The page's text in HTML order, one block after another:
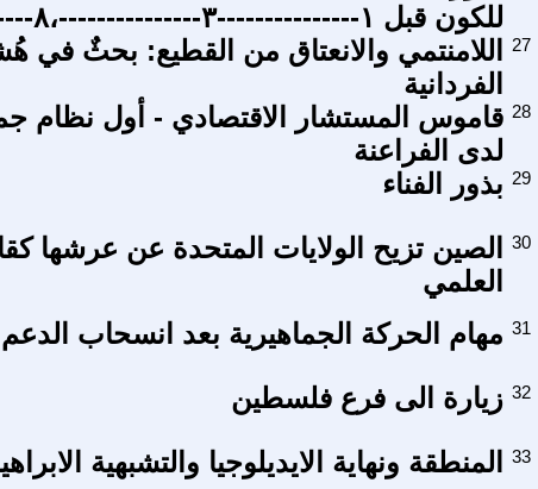
للكون قبل ١---------------٣---------------،٨---------------مليار سنه:
اللامنتمي والانعتاق من القطيع: بحثٌ في
الفردانية
27
قاموس المستشار الاقتصادي - أول نظام
لدى الفراعنة
28
بذور الفناء 29
الصين تزيح الولايات المتحدة عن عرشها
العلمي
30
مهام الحركة الجماهيرية بعد انسحاب 31
زيارة الى فرع فلسطين 32
المنطقة ونهاية الايديلوجيا والتشبهية 33